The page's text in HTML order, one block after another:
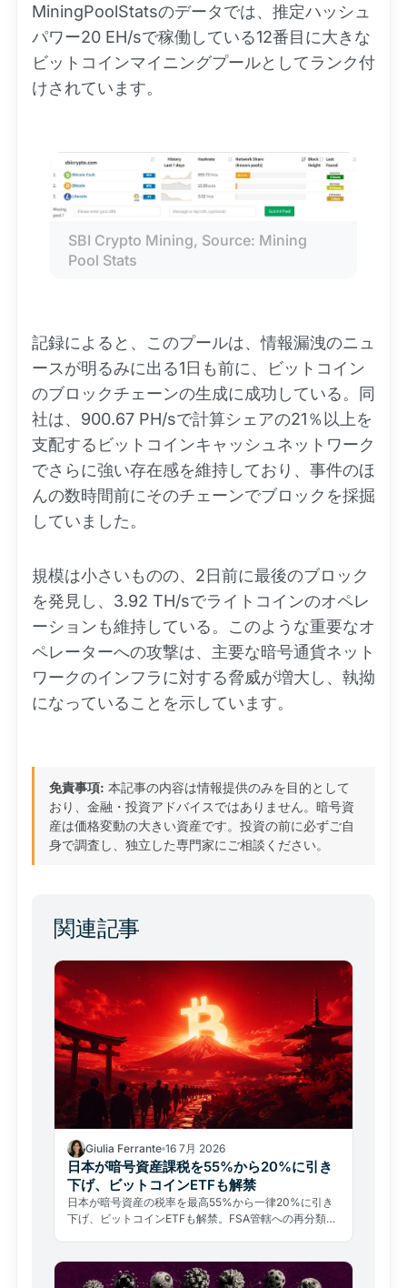
MiningPoolStatsのデータでは、推定ハッシュ
パワー20 EH/sで稼働している12番目に大きな
ビットコインマイニングプールとしてランク付
けされています。
SBI Crypto Mining, Source: Mining
Pool Stats
記録によると、このプールは、情報漏洩のニュ
ースが明るみに出る1日も前に、ビットコイン
のブロックチェーンの生成に成功している。同
社は、900.67 PH/sで計算シェアの21％以上を
支配するビットコインキャッシュネットワーク
でさらに強い存在感を維持しており、事件のほ
んの数時間前にそのチェーンでブロックを採掘
していました。
規模は小さいものの、2日前に最後のブロック
を発見し、3.92 TH/sでライトコインのオペレ
ーションも維持している。このような重要なオ
ペレーターへの攻撃は、主要な暗号通貨ネット
ワークのインフラに対する脅威が増大し、執拗
になっていることを示しています。
免責事項: 本記事の内容は情報提供のみを目的として
おり、金融・投資アドバイスではありません。暗号資
産は価格変動の大きい資産です。投資の前に必ずご自
身で調査し、独立した専門家にご相談ください。
関連記事
Giulia Ferrante 16 7月 2026
日本が暗号資産課税を55%から20%に引き
下げ、ビットコインETFも解禁
日本が暗号資産の税率を最高55%から一律20%に引き
下げ、ビットコインETFも解禁。FSA管轄への再分類で